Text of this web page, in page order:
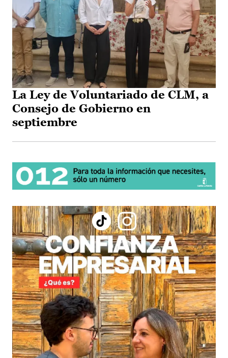
La Ley de Voluntariado de CLM, a
Consejo de Gobierno en
septiembre